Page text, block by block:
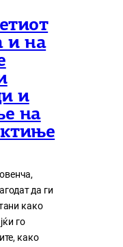
и на
и
на
да ги
како
го
како